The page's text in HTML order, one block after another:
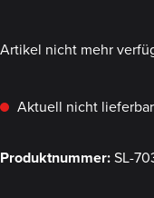
Artikel nicht mehr
Aktuell nicht lieferbar
Produktnummer:SL-